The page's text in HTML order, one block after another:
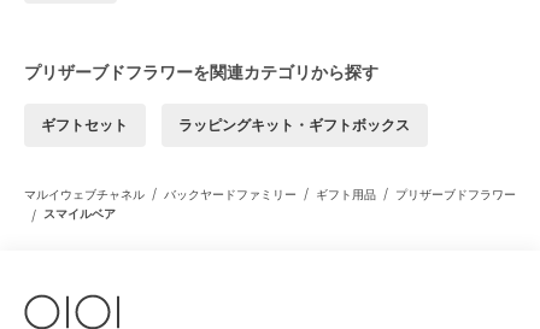
プリザーブドフラワーを関連カテゴリから探す
ギフトセット ラッピングキット・ギフトボックス
マルイウェブチャネル / バックヤードファミリー / ギフト用品 / プリザーブドフラワー
/ スマイルベア